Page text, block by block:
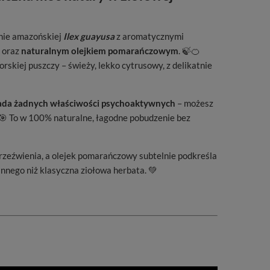
amazońskiej Ilex guayusaz aromatycznymi
oraz naturalnym olejkiem pomarańczowym. 🍃🍊
puszczy – świeży, lekko cytrusowy, z delikatnie
żadnych właściwości psychoaktywnych – możesz
To w 100% naturalne, łagodne pobudzenie bez
a olejek pomarańczowy subtelnie podkreśla
niż klasyczna ziołowa herbata. 💚